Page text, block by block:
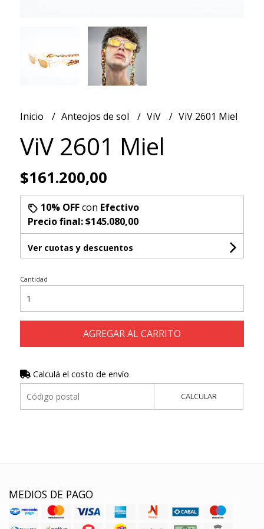
Inicio Anteojos de sol ViV ViV 2601 Miel
ViV 2601 Miel
$161.200,00
10% OFFcon Efectivo
Precio final:$145.080,00
Ver cuotas y descuentos
Cantidad
AGREGAR AL CARRITO
Calculá el costo de envío
CALCULAR
MEDIOS DE PAGO